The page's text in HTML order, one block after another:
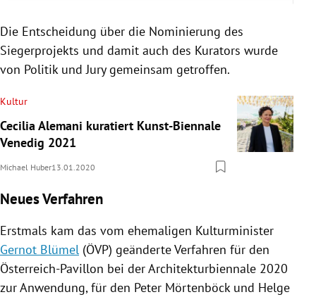
Die Entscheidung über die Nominierung des
Siegerprojekts und damit auch des Kurators wurde
von Politik und Jury gemeinsam getroffen.
Kultur
Cecilia Alemani kuratiert Kunst-Biennale
Venedig 2021
Michael Huber13.01.2020
Neues Verfahren
Erstmals kam das vom ehemaligen Kulturminister
Gernot Blümel (ÖVP) geänderte Verfahren für den
Österreich-Pavillon bei der Architekturbiennale 2020
zur Anwendung, für den Peter Mörtenböck und Helge